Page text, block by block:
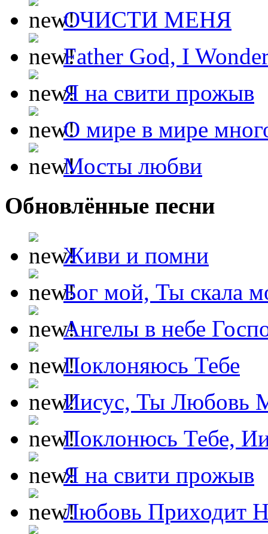
ОЧИСТИ МЕНЯ
Father God, I
Я на свити прожыв
О мире в мире
Мосты любви
Обновлённые песни
Живи и помни
Бог мой, Ты скала
Ангелы в небе
Поклоняюсь Тебе
Иисус, Ты Любовь
Поклонюсь Тебе,
Я на свити прожыв
Любовь Приходит